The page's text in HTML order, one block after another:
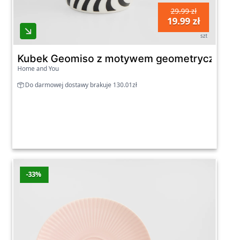
29.99 zł
19.99 zł
szt
Kubek Geomiso z motywem
Home and You
Do darmowej dostawy brakuje 130.01zł
-33%